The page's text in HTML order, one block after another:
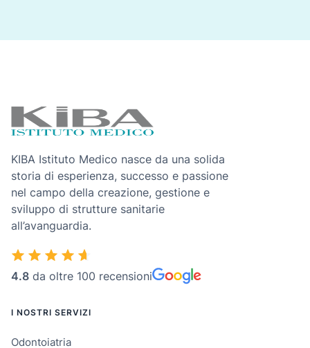
KIBA Istituto Medico nasce da una solida
storia di esperienza, successo e passione
nel campo della creazione, gestione e
sviluppo di strutture sanitarie
all’avanguardia.
4.8 da oltre 100 recensioni
I NOSTRI SERVIZI
Odontoiatria